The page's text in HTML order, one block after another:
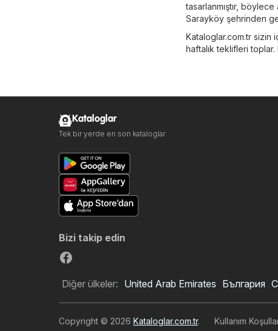
tasarlanmıştır,
Sarayköy şehrinden
Kataloglar.com.tr sizin
haftalık teklifleri
Kataloglar
Tek bir yerde en son kataloglar
Bizi takip edin
Diğer ülkeler: United Arab Emirates България
Copyright © 2026 Kataloglar.com.tr. Kullanım